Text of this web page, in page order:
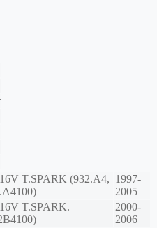
T.SPARK (932.A4, 1997-
2005
T.SPARK.
2000-
2006